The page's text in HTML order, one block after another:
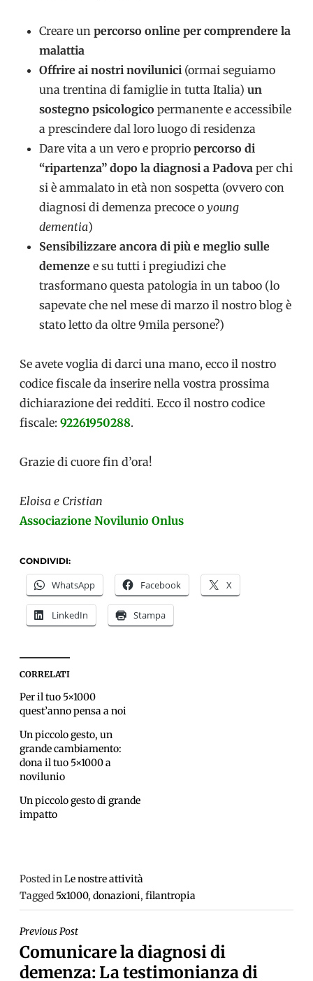
Creare un percorso online per comprendere la
malattia
Offrire ai nostri novilunici (ormai seguiamo
una trentina di famiglie in tutta Italia) un
sostegno psicologico permanente e accessibile
a prescindere dal loro luogo di residenza
Dare vita a un vero e proprio percorso di
“ripartenza” dopo la diagnosi a Padova per chi
si è ammalato in età non sospetta (ovvero con
diagnosi di demenza precoce o young
dementia)
Sensibilizzare ancora di più e meglio sulle
demenze e su tutti i pregiudizi che
trasformano questa patologia in un taboo (lo
sapevate che nel mese di marzo il nostro blog è
stato letto da oltre 9mila persone?)
Se avete voglia di darci una mano, ecco il nostro
codice fiscale da inserire nella vostra prossima
dichiarazione dei redditi. Ecco il nostro codice
fiscale: 92261950288.
Grazie di cuore fin d’ora!
Eloisa e Cristian
Associazione Novilunio Onlus
CONDIVIDI:
WhatsApp Facebook X
LinkedIn Stampa
CORRELATI
Per il tuo 5×1000
quest’anno pensa a noi
Un piccolo gesto, un
grande cambiamento:
dona il tuo 5×1000 a
novilunio
Un piccolo gesto di grande
impatto
Posted in Le nostre attività
Tagged 5x1000, donazioni, filantropia
NAVIGAZIONE
ARTICOLI
Previous Post
Comunicare la diagnosi di
demenza: La testimonianza di